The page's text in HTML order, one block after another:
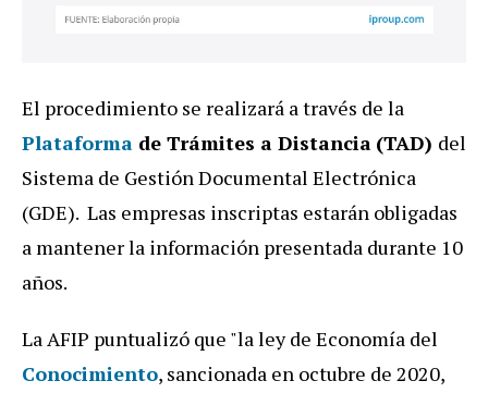
El procedimiento se realizará a través de la
Plataforma de Trámites a Distancia (TAD) del
Sistema de Gestión Documental Electrónica
(GDE). Las empresas inscriptas estarán obligadas
a mantener la información presentada durante 10
años.
La AFIP puntualizó que "la ley de Economía del
Conocimiento, sancionada en octubre de 2020,